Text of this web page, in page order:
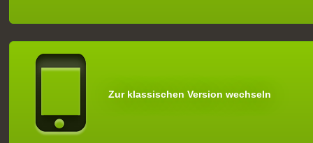
Zur klassischen Version wechseln